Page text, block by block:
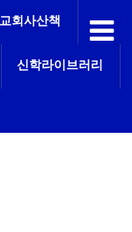
교회사산책
신학라이브러리